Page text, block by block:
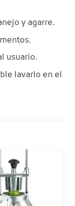
y agarre.
usuario.
lavarlo en el